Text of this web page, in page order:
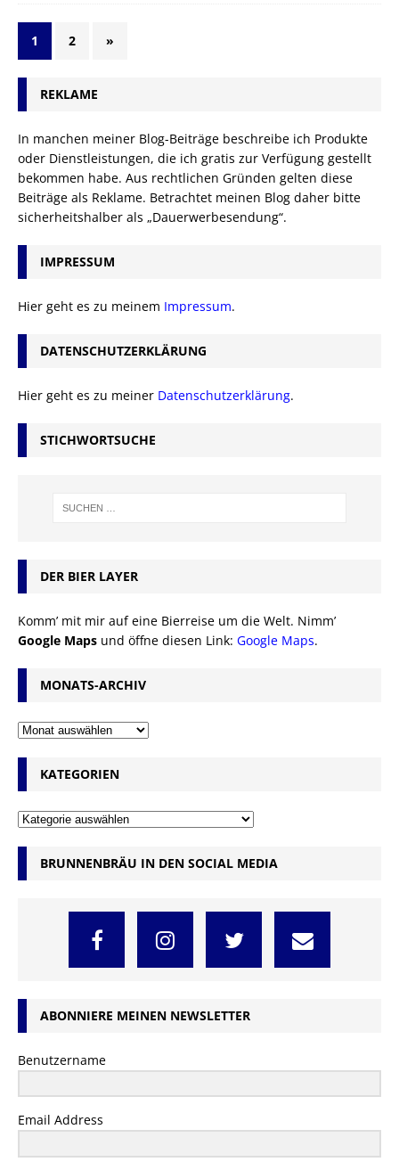
1 2 »
REKLAME
In manchen meiner Blog-Beiträge beschreibe ich Produkte
oder Dienstleistungen, die ich gratis zur Verfügung gestellt
bekommen habe. Aus rechtlichen Gründen gelten diese
Beiträge als Reklame. Betrachtet meinen Blog daher bitte
sicherheitshalber als „Dauerwerbesendung“.
IMPRESSUM
Hier geht es zu meinem Impressum.
DATENSCHUTZERKLÄRUNG
Hier geht es zu meiner Datenschutzerklärung.
STICHWORTSUCHE
DER BIER LAYER
Komm’ mit mir auf eine Bierreise um die Welt. Nimm’
Google Maps und öffne diesen Link: Google Maps.
MONATS-ARCHIV
KATEGORIEN
BRUNNENBRÄU IN DEN SOCIAL MEDIA
ABONNIERE MEINEN NEWSLETTER
Benutzername
Email Address